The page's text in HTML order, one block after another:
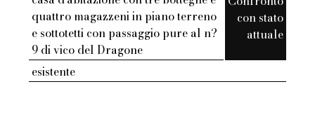
quattro magazzeni in piano terreno
e sottotetti con passaggio pure al n?
9 di vico del Dragone
con stato
attuale
esistente